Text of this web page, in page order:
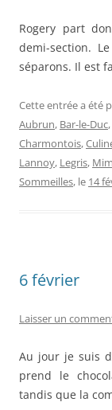
Rogery part
demi-section.
séparons. Il est
Cette entrée a été
Aubrun, Bar-le-Duc,
Charmontois,
Lannoy, Legris,
Sommeilles, le 14
6 février
Laisser un
Au jour je suis
prend le
tandis que la